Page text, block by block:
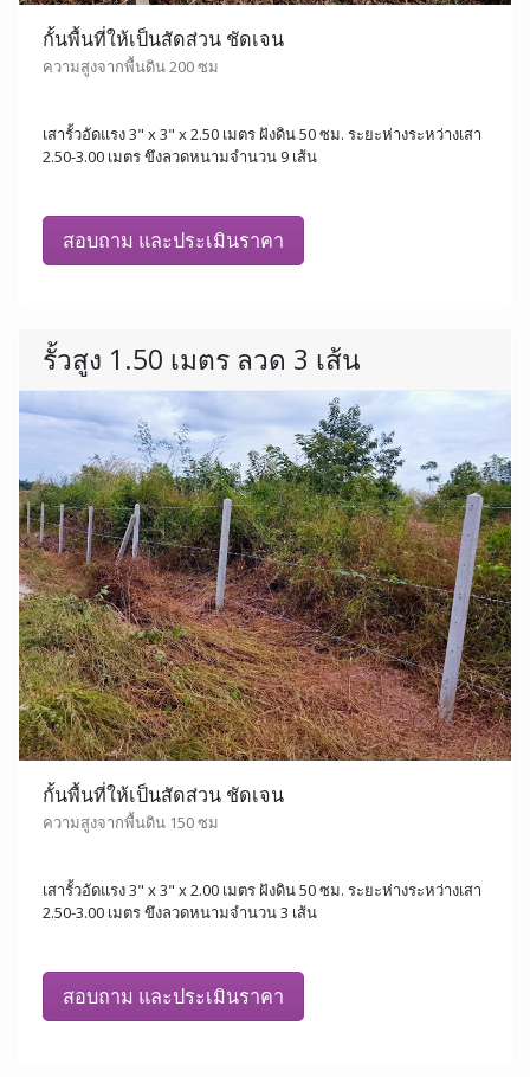
กั้นพื้นที่ให้เป็นสัดส่วน ชัดเจน
ความสูงจากพื้นดิน 200 ซม
เสารั้วอัดแรง 3" x 3" x 2.50 เมตร ฝังดิน 50 ซม. ระยะห่างระหว่างเสา
2.50-3.00 เมตร ขึงลวดหนามจำนวน 9 เส้น
สอบถาม และประเมินราคา
รั้วสูง 1.50 เมตร ลวด 3 เส้น
กั้นพื้นที่ให้เป็นสัดส่วน ชัดเจน
ความสูงจากพื้นดิน 150 ซม
เสารั้วอัดแรง 3" x 3" x 2.00 เมตร ฝังดิน 50 ซม. ระยะห่างระหว่างเสา
2.50-3.00 เมตร ขึงลวดหนามจำนวน 3 เส้น
สอบถาม และประเมินราคา